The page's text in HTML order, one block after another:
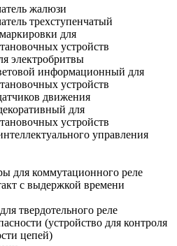
жалюзи
трехступенчатый
для
устройств
электробритвы
информационный для
устройств
движения
для
устройств
управления
для коммутационного реле
с выдержкой времени
твердотельного реле
(устройство для контроля
цепей)